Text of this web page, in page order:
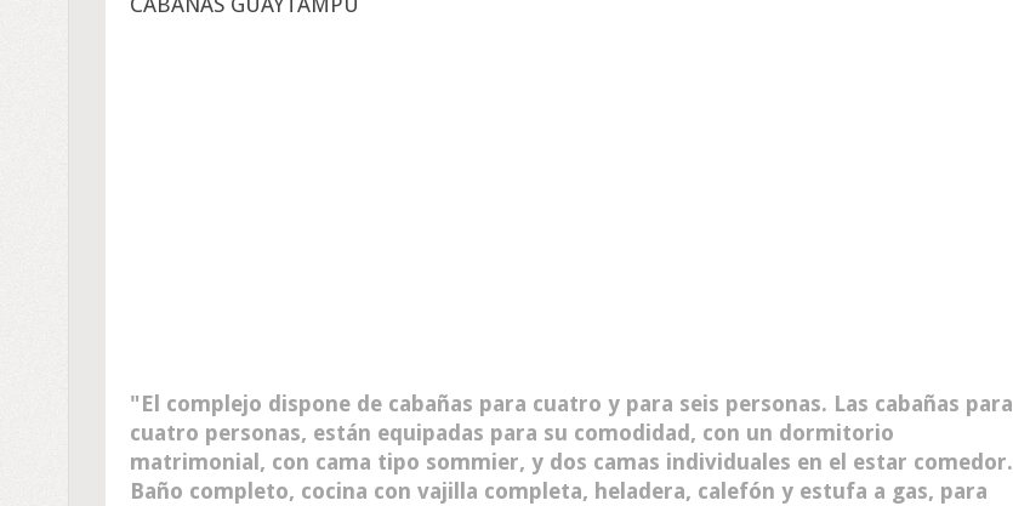
El complejo dispone de cabañas para cuatro y para seis personas. Las cabañas para
cuatro personas, están equipadas para su comodidad, con un dormitorio
matrimonial, con cama tipo sommier, y dos camas individuales en el estar comedor.
Baño completo, cocina con vajilla completa, heladera, calefón y estufa a gas, para